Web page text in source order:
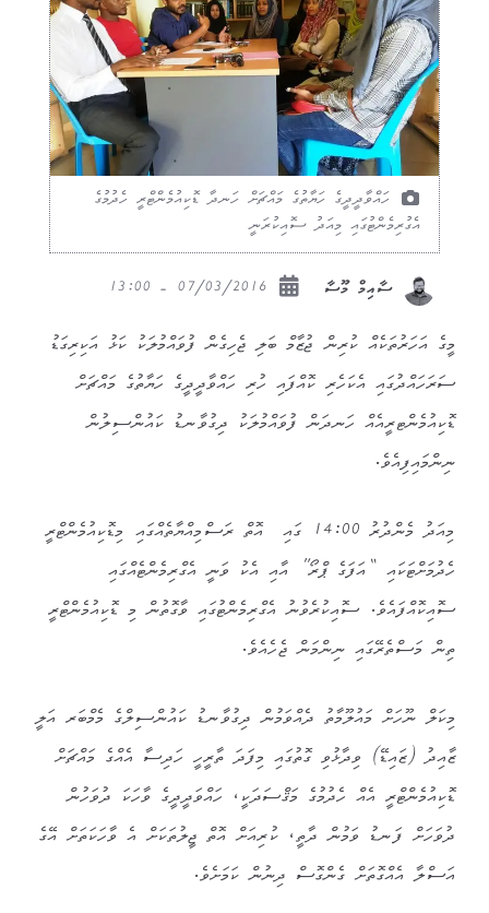
ހައްވާދީދީގެ ހަޔާތުގެ މައްޗަށް ހަނދާ ޑޮކިއުމެންޓްރީ ހެދުމުގެ
އެގުރިމެންޓުގައި މިއަދު ސޮއިކުރަނީ
ސާއިމް މޫސާ
މީގެ އަހަރުތަކެއް ކުރިން ޖުޒާމް ބަލި ޖެހިގެން ފުވައްމުލަކު ކަޅު އަކިރިގަޑު
ސަރަހައްދުގައި އެކަހެރި ކޮއްފައި ހުރި ހައްވާދީދީގެ ހަޔާތުގެ މައްޗަށް
ޑޮކިއުމެންޓރީއެއް ހަނދަން ފުވައްމުލަކު ދިގުވާނޑު ކައުންސިލުން
ނިންމައިފިއެވެ.
މިއަދު މެންދުރު 14:00 ގައި އޮތް ރަސްމިއްޔާތެއްގައި މިޑޮކިއުމެންޓްރީ
ހެދުމަށްޓަކައި “އަފަގެ ޕްރޯ” އާއި އެކު ވަނީ އެގްރިމެންޓެއްގައި
ސޮއިކޮއްފައެވެ. ސޮއިކުރެވުނު އެގްރިމެންޓުގައި ވާގޮތުން މި ޑޮކިއުމެންޓްރީ
ތިން މަސްތެރޭގައި ނިންމަން ޖެހެއެވެ.
މިކަލް ނޫހަށް މައުލޫމާތު ދެއްވަމުން ދިގުވާނޑު ކައުންސިލްގެ މެމްބަރ އަލީ
ޒާއިދު (ޒައިޑޭ) ވިދާޅުވި ގޮތުގައި މިފަދަ ތާރީހީ ހަދިސާ އެއްގެ މައްޗަށް
ޑޮކިއުމެންޓްރީ އެއް ހެދުމުގެ މަޤްސަދަކީ، ހައްވަދީދީގެ ވާހަކަ ދުވަހުން
ދުވަހަށް ފަނޑު ވަމުން ދާތީ، ކުރިއަށް އޮތް ޖީލުތަކަށް އެ ވާހަކަތަށް އޭގެ
އަސްލާ އެއްގޮތަށް ގެންގޮސް ދިނުން ކަމަށެވެ.